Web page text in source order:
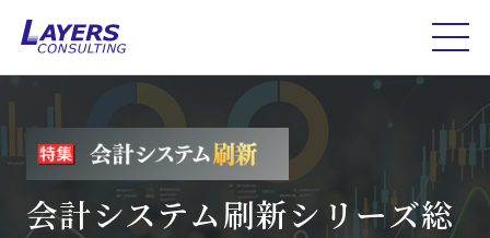
会計システム刷新シリーズ総